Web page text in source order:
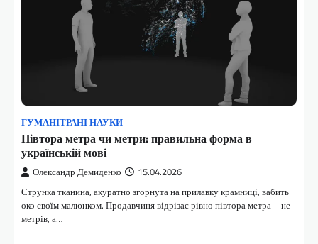
ГУМАНІТРАНІ НАУКИ
Півтора метра чи метри: правильна форма в
українській мові
Олександр Демиденко 15.04.2026
Струнка тканина, акуратно згорнута на прилавку крамниці, вабить
око своїм малюнком. Продавчиня відрізає рівно півтора метра – не
метрів, а…